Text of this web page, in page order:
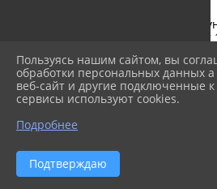
Постановление администрации
образования Павловский район
ограниченной улицами
Кирова, Пушкина в станице
Скачать
Пользуясь нашим сайтом, вы
обработки персональных данных
веб-сайт и другие подключенные
сервисы используют cookies.
Подробнее
Подтверждаю